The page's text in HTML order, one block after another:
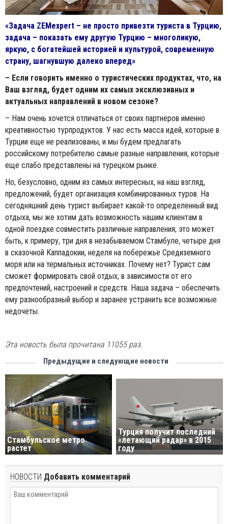
«Задача ZEMexpert – не просто привезти туриста в Турцию,
задача – показать ему другую Турцию – многоликую,
яркую, с богатейшей историей и культурой, современную
страну, шагнувшую далеко вперед»
– Если говорить именно о туристических продуктах, что, на
Ваш взгляд, будет одним их самых эксклюзивных и
актуальных направлений в новом сезоне?
– Нам очень хочется отличаться от своих партнеров именно
креативностью турпродуктов. У нас есть масса идей, которые в
Турции еще не реализованы, и мы будем предлагать
российскому потребителю самые разные направления, которые
еще слабо представлены на турецком рынке.
Но, безусловно, одним из самых интересных, на наш взгляд,
предложений, будет организация комбинированных туров. На
сегодняшний день турист выбирает какой-то определенный вид
отдыха, мы же хотим дать возможность нашим клиентам в
одной поездке совместить различные направления; это может
быть, к примеру, три дня в незабываемом Стамбуле, четыре дня
в сказочной Каппадокии, неделя на побережье Средиземного
моря или на термальных источниках. Почему нет? Турист сам
сможет формировать свой отдых, в зависимости от его
предпочтений, настроений и средств. Наша задача – обеспечить
ему разнообразный выбор и заранее устранить все возможные
недочеты.
Эта новость была прочитана 11055 раз.
Предыдущие и следующие новости
Стамбульское метро
растет
Турция получит последний
«летающий радар» в 2015
году
НОВОСТИ Добавить комментарий